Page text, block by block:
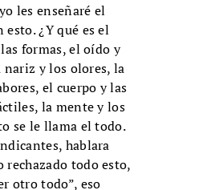
les enseñaré el
esto. ¿Y qué es el
formas, el oído y
nariz y los olores, la
el cuerpo y las
la mente y los
se le llama el todo.
hablara
rechazado todo esto,
otro todo”, eso